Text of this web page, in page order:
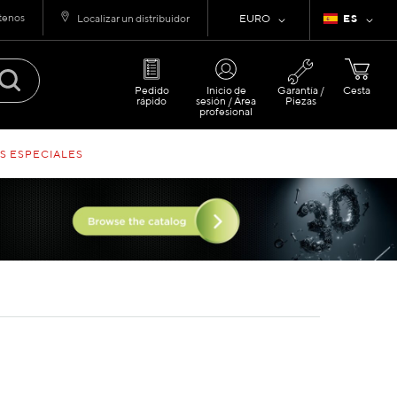
Lenguaje
ES
Moneda
EURO
Localizar un distribuidor
Cesta
Pedido
rápido
Inicio de
sesión / Área
profesional
Garantía /
Piezas
ESPECIALES